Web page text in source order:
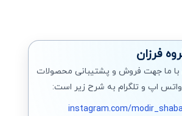
فرزان
با ما جهت فروش و پشتیبانی محصولات
واتس اپ و تلگرام به شرح زیر است:
instagram.com/